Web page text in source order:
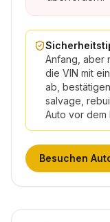
Anfang, aber
die VIN mit
ab,
salvage,
Auto vor dem
Besuchen